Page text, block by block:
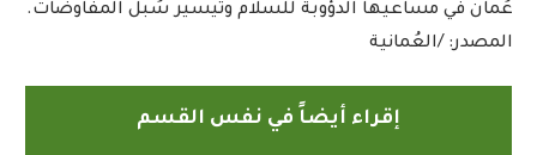
عُمان في مساعيها الدؤوبة للسلام وتيسير سُبل المفاوضات.
المصدر: /العُمانية
إقراء أيضاً في نفس القسم